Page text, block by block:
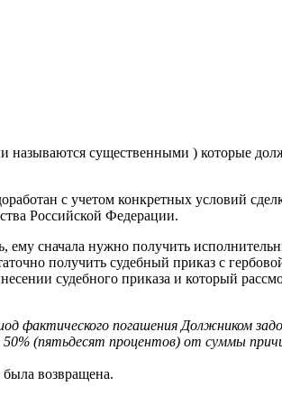
называются существенными ) которые
с учетом конкретных условий
Российской Федерации.
сначала нужно получить
получить судебный приказ с
судебного приказа и который
фактического погашения Должником
50% (пятьдесят процентов) от суммы
возвращена.